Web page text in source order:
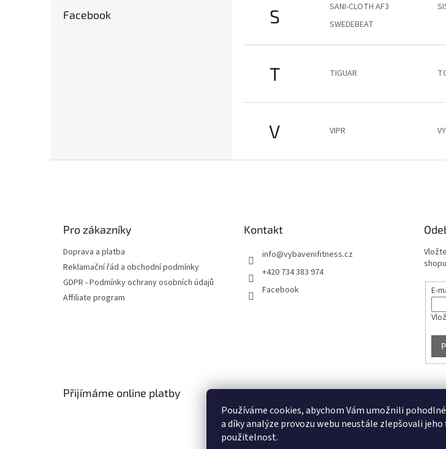
Používáme cookies, abychom Vám umožnili
a díky analýze provozu webu neustále zlepšovali jeho
použitelnost.
Facebook S SANI-CLOTH AF3
SWEDEBEAT
T TIGUAR
V VIPR
Pro zákazníky
Doprava a platba
Reklamační řád a obchodní podmínky
GDPR - Podmínky ochrany osobních údajů
Affiliate program
Kontakt
info@vybavenifitness.cz
+420 734 383 974
Facebook
E-
Přijímáme online platby